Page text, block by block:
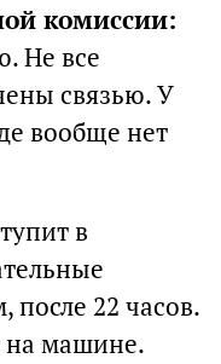
комиссии:
Не все
связью. У
вообще нет
в
после 22 часов.
на машине.